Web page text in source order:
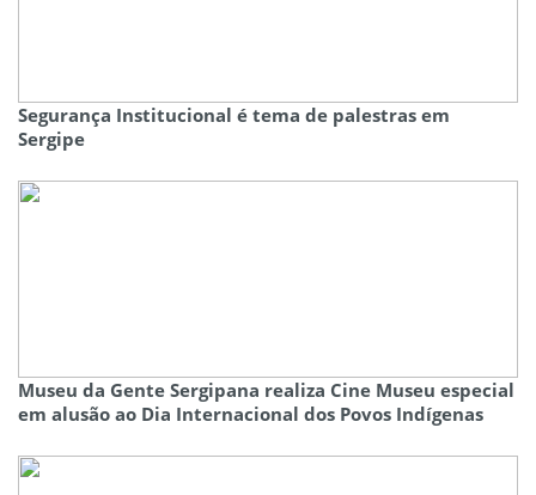
Segurança Institucional é tema de palestras em
Sergipe
Museu da Gente Sergipana realiza Cine Museu especial
em alusão ao Dia Internacional dos Povos Indígenas